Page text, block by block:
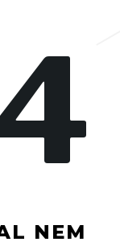
NEM